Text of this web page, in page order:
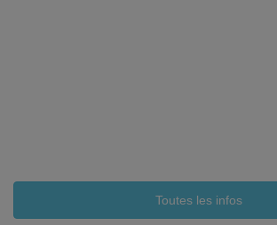
Toutes les infos